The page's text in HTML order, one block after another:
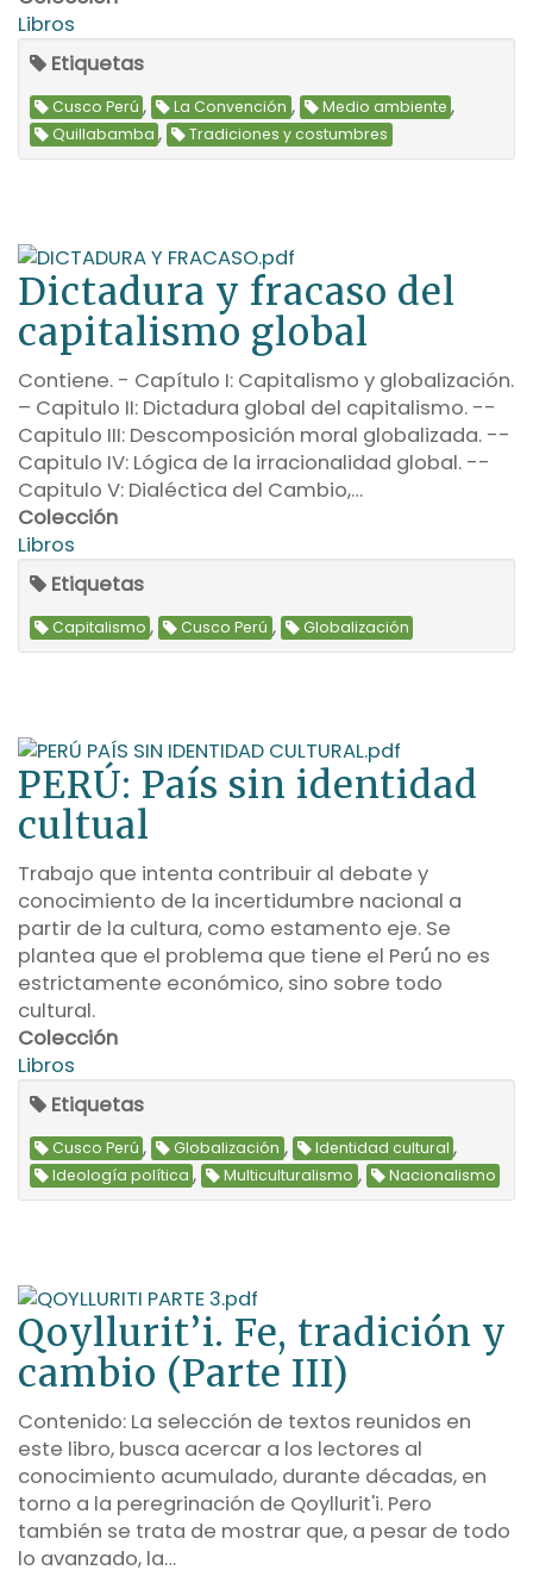
Libros
Etiquetas
Cusco Perú , La Convención , Medio ambiente ,
Quillabamba , Tradiciones y costumbres
Dictadura y fracaso del
capitalismo global
Contiene. - Capítulo I: Capitalismo y globalización.
– Capitulo II: Dictadura global del capitalismo. --
Capitulo III: Descomposición moral globalizada. --
Capitulo IV: Lógica de la irracionalidad global. --
Capitulo V: Dialéctica del Cambio,…
Colección
Libros
Etiquetas
Capitalismo , Cusco Perú , Globalización
PERÚ: País sin identidad
cultual
Trabajo que intenta contribuir al debate y
conocimiento de la incertidumbre nacional a
partir de la cultura, como estamento eje. Se
plantea que el problema que tiene el Perú́ no es
estrictamente económico, sino sobre todo
cultural.
Colección
Libros
Etiquetas
Cusco Perú , Globalización , Identidad cultural ,
Ideología política , Multiculturalismo , Nacionalismo
Qoyllurit’i. Fe, tradición y
cambio (Parte III)
Contenido: La selección de textos reunidos en
este libro, busca acercar a los lectores al
conocimiento acumulado, durante décadas, en
torno a la peregrinación de Qoyllurit'i. Pero
también se trata de mostrar que, a pesar de todo
lo avanzado, la…